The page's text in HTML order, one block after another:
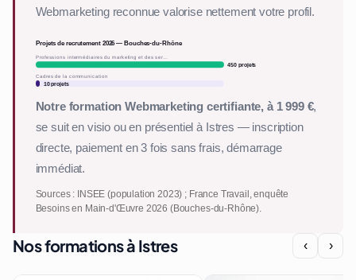
Webmarketing reconnue valorise nettement votre profil.
Projets de recrutement 2026 — Bouches-du-Rhône
Professions intermédiaires du marketing et des ser…
450 projets
Cadres de la communication
10 projets
Notre formation Webmarketing certifiante, à 1 999 €,
se suit en visio ou en présentiel à Istres — inscription
directe, paiement en 3 fois sans frais, démarrage
immédiat.
Sources : INSEE (population 2023) ; France Travail, enquête
Besoins en Main-d'Œuvre 2026 (Bouches-du-Rhône).
Nos formations à Istres ‹ ›